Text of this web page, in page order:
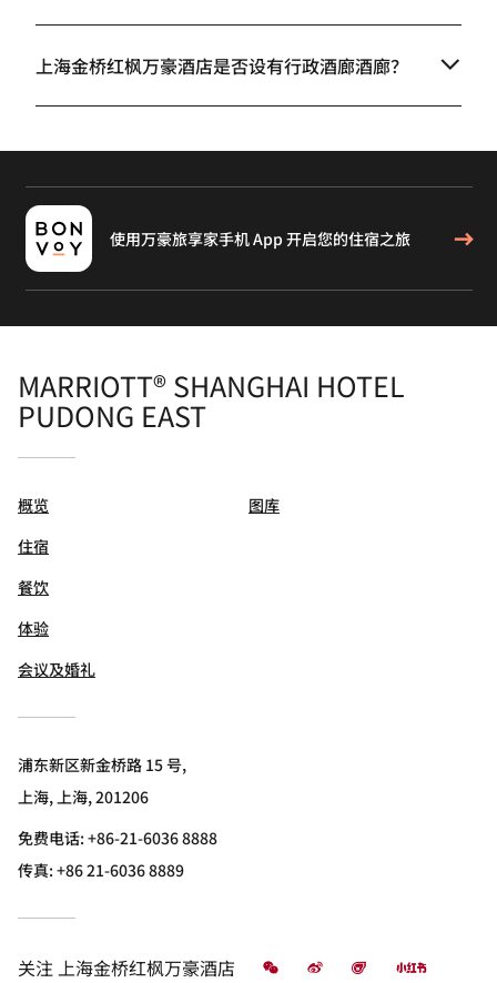
上海金桥红枫万豪酒店是否设有行政酒廊酒廊？
使用万豪旅享家手机 App 开启您的住宿之旅
MARRIOTT® SHANGHAI HOTEL
PUDONG EAST
概览
住宿
餐饮
体验
会议及婚礼
图库
浦东新区新金桥路 15 号,
上海, 上海, 201206
免费电话:+86-21-6036 8888
传真:+86 21-6036 8889
关注上海金桥红枫万豪酒店 微信 微博 飞猪 小红书